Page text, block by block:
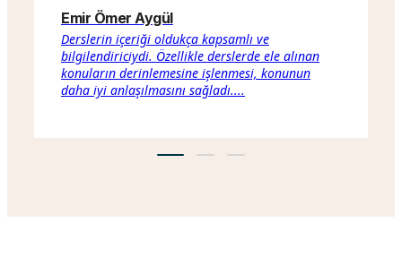
Emir Ömer Aygül
Derslerin içeriği oldukça kapsamlı ve
bilgilendiriciydi. Özellikle derslerde ele alınan
konuların derinlemesine işlenmesi, konunun
daha iyi anlaşılmasını sağladı....